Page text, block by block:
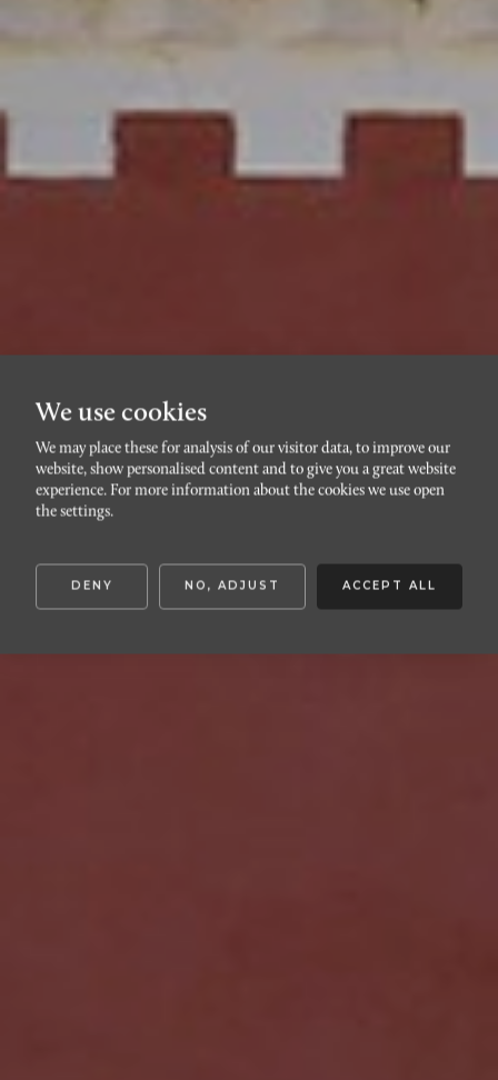
LIMHAMN
Notariegatan 21
We use cookies
We may place these for analysis of our visitor data, to improve our
website, show personalised content and to give you a great website
experience. For more information about the cookies we use open
the settings.
DENY NO, ADJUST ACCEPT ALL